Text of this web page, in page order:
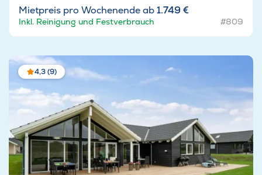
Mietpreis pro Wochenende ab1.749 €
Inkl. Reinigung und Festverbrauch #809
4,3 (9)